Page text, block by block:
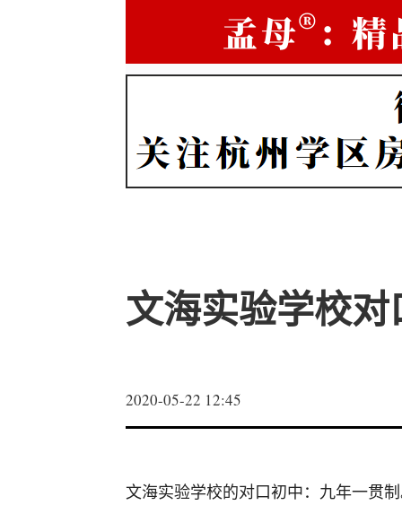
文海实验学校对
2020-05-22 12:45
文海实验学校的对口初中：九年一贯